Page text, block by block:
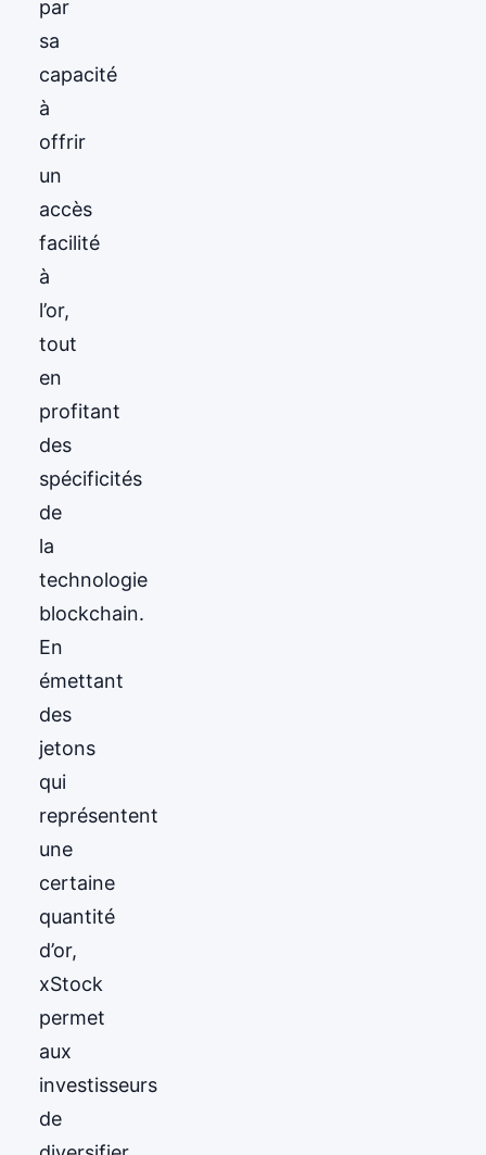
par
sa
capacité
à
offrir
un
accès
facilité
à
l’or,
tout
en
profitant
des
spécificités
de
la
technologie
blockchain.
En
émettant
des
jetons
qui
représentent
une
certaine
quantité
d’or,
xStock
permet
aux
investisseurs
de